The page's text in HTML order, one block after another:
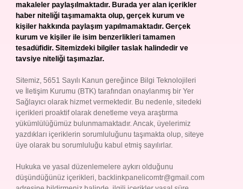
makaleler paylaşılmaktadır. Burada yer alan içerikler
haber niteliği taşımamakta olup, gerçek kurum ve
kişiler hakkında paylaşım yapılmamaktadır. Gerçek
kurum ve kişiler ile isim benzerlikleri tamamen
tesadüfidir. Sitemizdeki bilgiler taslak halindedir ve
tavsiye niteliği taşımazlar.
Sitemiz, 5651 Sayılı Kanun gereğince Bilgi Teknolojileri
ve İletişim Kurumu (BTK) tarafından onaylanmış bir Yer
Sağlayıcı olarak hizmet vermektedir. Bu nedenle, sitedeki
içerikleri proaktif olarak denetleme veya araştırma
yükümlülüğümüz bulunmamaktadır. Ancak, üyelerimiz
yazdıkları içeriklerin sorumluluğunu taşımakta olup, siteye
üye olarak bu sorumluluğu kabul etmiş sayılırlar.
Hukuka ve yasal düzenlemelere aykırı olduğunu
düşündüğünüz içerikleri, backlinkpanelicomtr@gmail.com